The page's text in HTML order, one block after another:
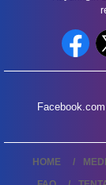
Facebook.com
HOME